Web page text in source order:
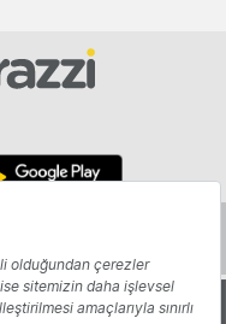
Yazarlar